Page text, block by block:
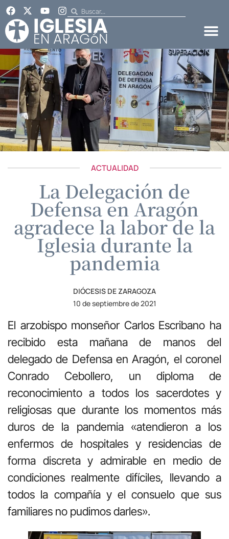
ACTUALIDAD
La Delegación de
Defensa en Aragón
agradece la labor de la
Iglesia durante la
pandemia
DIÓCESIS DE ZARAGOZA
10 de septiembre de 2021
El arzobispo monseñor Carlos Escribano ha
recibido esta mañana de manos del
delegado de Defensa en Aragón, el coronel
Conrado Cebollero, un diploma de
reconocimiento a todos los sacerdotes y
religiosas que durante los momentos más
duros de la pandemia «atendieron a los
enfermos de hospitales y residencias de
forma discreta y admirable en medio de
condiciones realmente difíciles, llevando a
todos la compañía y el consuelo que sus
familiares no pudimos darles».